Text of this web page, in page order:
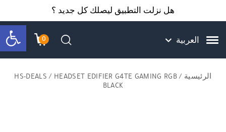
Skip to Contentهل نزلت التطبيق ليصلك كل جديد ؟
العربية 0
עגלתחיפוש
الرئيسية /
HS-DEALS/ HEADSET EDIFIER G4TE GAMING RGB
BLACK
Back top top